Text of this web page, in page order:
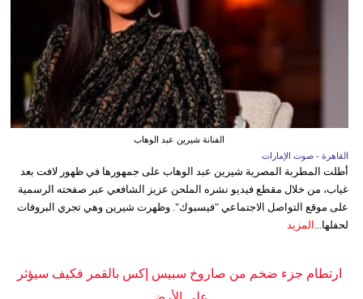
الفنانة شيرين عبد الوهاب
القاهرة - صوت الإمارات
أطلت المطربة المصرية شيرين عبد الوهاب على جمهورها في ظهور لافت بعد
غياب، من خلال مقطع فيديو نشره الملحن عزيز الشافعي عبر صفحته الرسمية
على موقع التواصل الاجتماعي "فيسبوك". وظهرت شيرين وهي تجري البروفات
لحفلها... المزيد
ارتطام جزء ضخم من صاروخ سبيس إكس بالقمر فكيف سيؤثر